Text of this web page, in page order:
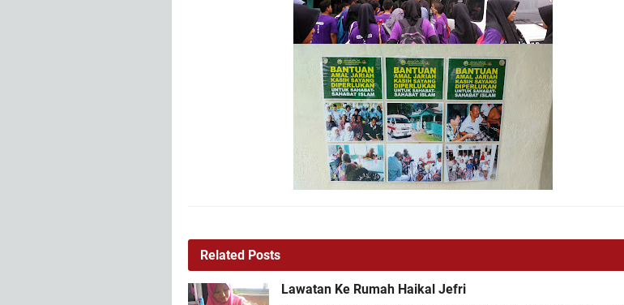
Related Posts
Lawatan Ke Rumah Haikal Jefri